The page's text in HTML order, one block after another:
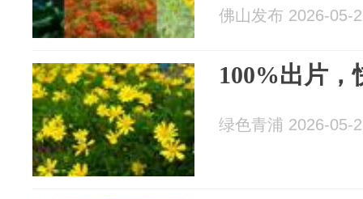
佛山发布 2026-05-
100%出片，
绿色青浦 2026-05-